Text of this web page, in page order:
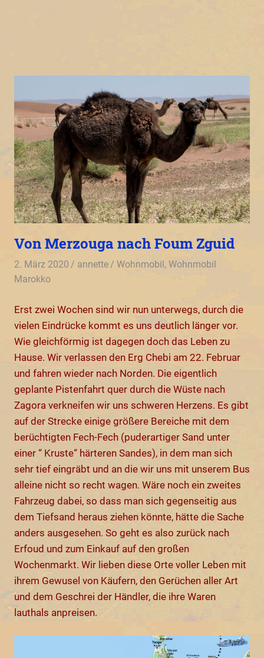
Von Merzouga nach Foum Zguid
2. März 2020 annette Wohnmobil,Wohnmobil
Marokko
Erst zwei Wochen sind wir nun unterwegs, durch die
vielen Eindrücke kommt es uns deutlich länger vor.
Wie gleichförmig ist dagegen doch das Leben zu
Hause. Wir verlassen den Erg Chebi am 22. Februar
und fahren wieder nach Norden. Die eigentlich
geplante Pistenfahrt quer durch die Wüste nach
Zagora verkneifen wir uns schweren Herzens. Es gibt
auf der Strecke einige größere Bereiche mit dem
berüchtigten Fech-Fech (puderartiger Sand unter
einer “ Kruste“ härteren Sandes), in dem man sich
sehr tief eingräbt und an die wir uns mit unserem Bus
alleine nicht so recht wagen. Wäre noch ein zweites
Fahrzeug dabei, so dass man sich gegenseitig aus
dem Tiefsand heraus ziehen könnte, hätte die Sache
anders ausgesehen. So geht es also zurück nach
Erfoud und zum Einkauf auf den großen
Wochenmarkt. Wir lieben diese Orte voller Leben mit
ihrem Gewusel von Käufern, den Gerüchen aller Art
und dem Geschrei der Händler, die ihre Waren
lauthals anpreisen.